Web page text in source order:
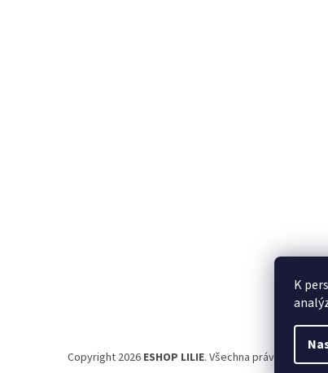
K
Copyright 2026 ESHOP LILIE. Všechna práva